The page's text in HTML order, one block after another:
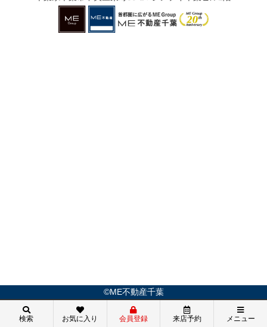
©ME不動産千葉
検索 お気に入り 会員登録 来店予約 メニュー